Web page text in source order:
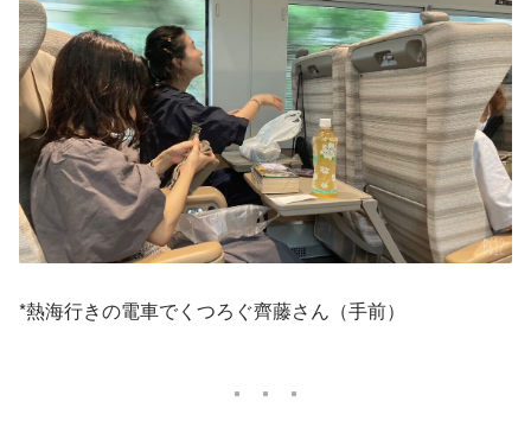
*熱海行きの電車でくつろぐ齊藤さん（手前）